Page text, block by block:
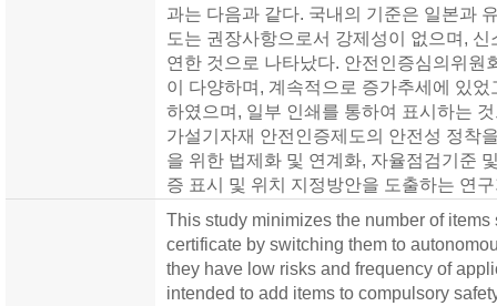
과는 다음과 같다. 국내의 기준은 일본과
도는 권장사항으로서 강제성이 없으며,
연한 것으로 나타났다. 안전인증심의위원
이 다양하며, 계속적으로 증가추세에 있
하였으며, 일부 인쇄를 통하여 표시하는
가설기자재 안전인증제도의 안전성 정착
을 위한 법제화 및 연계화, 자율점검기준
증 표시 및 위치 지정방안을 도출하는 연
This study minimizes the number of
certificate by switching them to
they have low risks and frequency of
intended to add items to compulsory